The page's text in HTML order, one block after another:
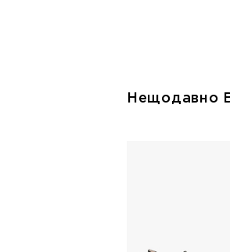
Нещодавно